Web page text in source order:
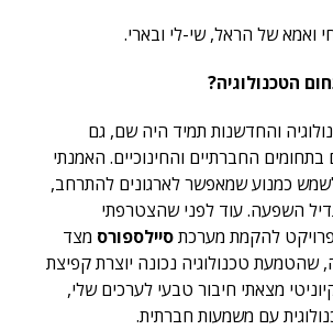
ואמא של הראל, שי-לי ובארי.
הטכנולוגיה?
והחדשנות תמיד היה שם, גם
בתחומים החברתיים והחינוכיים. האמנתי
כמנוע שמאפשר לארגונים להתרחב,
השפעה. עוד לפני שהצטרפתי
פרויקט להקמת מערכתסיילספורס מצד
שהטמעת טכנולוגיה נכונה יוצרת קפיצת
מצאתי חיבור טבעי לערכים שלי,
עם משמעות חברתית.